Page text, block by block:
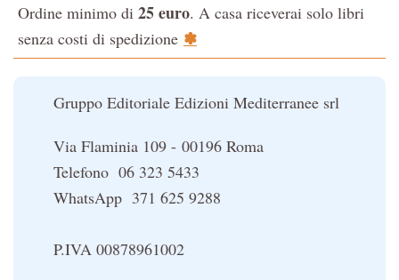
La Cabala
Il potere del serpente
Ordine minimo di 25 euro. A casa riceverai solo libri
senza costi di spedizione ✽
Gruppo Editoriale Edizioni Mediterranee srl
Via Flaminia 109 - 00196 Roma
Telefono 06 323 5433
WhatsApp 371 625 9288
P.IVA 00878961002